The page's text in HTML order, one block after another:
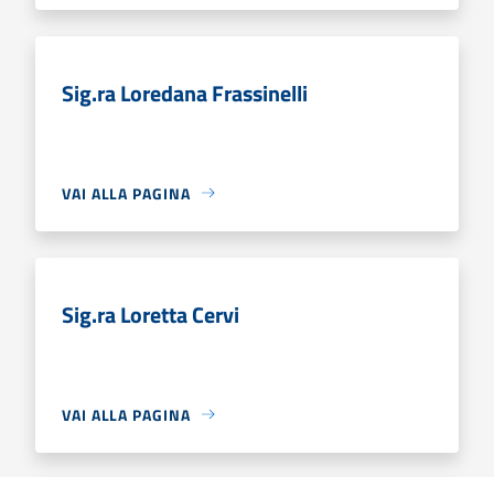
Sig.ra Loredana Frassinelli
VAI ALLA PAGINA
Sig.ra Loretta Cervi
VAI ALLA PAGINA